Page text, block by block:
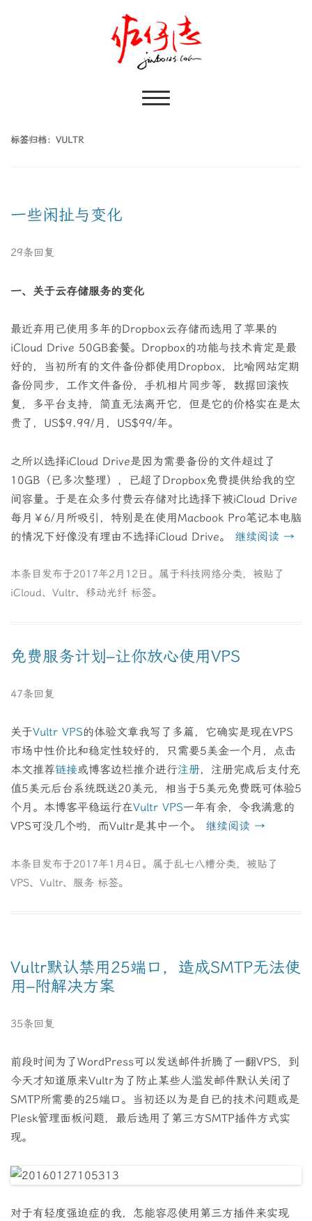
标签归档： VULTR
一些闲扯与变化
29条回复
一、关于云存储服务的变化
最近弃用已使用多年的Dropbox云存储而选用了苹果的
iCloud Drive 50GB套餐。Dropbox的功能与技术肯定是最
好的，当初所有的文件备份都使用Dropbox，比喻网站定期
备份同步，工作文件备份，手机相片同步等，数据回滚恢
复，多平台支持，简直无法离开它，但是它的价格实在是太
贵了，US$9.99/月，US$99/年。
之所以选择iCloud Drive是因为需要备份的文件超过了
10GB（已多次整理），已超了Dropbox免费提供给我的空
间容量。于是在众多付费云存储对比选择下被iCloud Drive
每月￥6/月所吸引，特别是在使用Macbook Pro笔记本电脑
的情况下好像没有理由不选择iCloud Drive。 继续阅读 →
本条目发布于2017年2月12日 。属于科技网络分类，被贴了
iCloud、 Vultr、 移动光纤 标签。
免费服务计划–让你放心使用VPS
47条回复
关于Vultr VPS的体验文章我写了多篇，它确实是现在VPS
市场中性价比和稳定性较好的，只需要5美金一个月，点击
本文推荐链接或博客边栏推介进行注册，注册完成后支付充
值5美元后台系统既送20美元，相当于5美元免费既可体验5
个月。本博客平稳运行在Vultr VPS一年有余，令我满意的
VPS可没几个哟，而Vultr是其中一个。 继续阅读 →
本条目发布于2017年1月4日 。属于乱七八糟分类，被贴了
VPS、 Vultr、 服务 标签。
Vultr默认禁用25端口，造成SMTP无法使
用–附解决方案
35条回复
前段时间为了WordPress可以发送邮件折腾了一翻VPS，到
今天才知道原来Vultr为了防止某些人滥发邮件默认关闭了
SMTP所需要的25端口。当初还以为是自已的技术问题或是
Plesk管理面板问题，最后选用了第三方SMTP插件方式实
现。
对于有轻度强迫症的我，怎能容忍使用第三方插件来实现